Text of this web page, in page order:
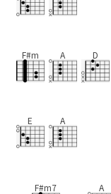
F#m A D
E A
F#m7 A